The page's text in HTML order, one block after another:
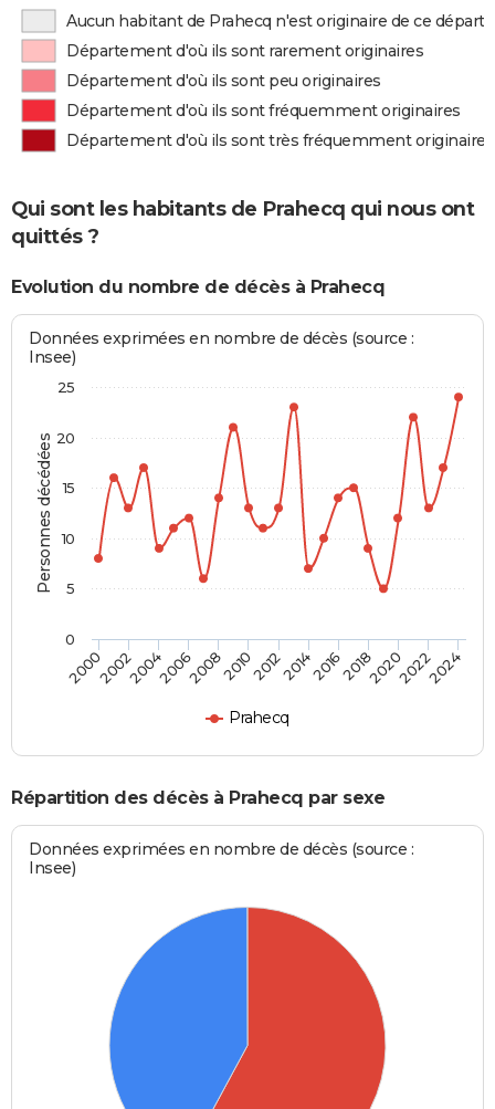
Aucun habitant de Prahecq n'est originaire de ce
Département d'où ils sont rarement originaires
Département d'où ils sont peu originaires
Département d'où ils sont fréquemment originaires
Département d'où ils sont très fréquemment originaires
Qui sont les habitants de Prahecq qui nous ont
quittés ?
Evolution du nombre de décès à Prahecq
Personnes décédées
Données exprimées en nombre de décès (source :
Insee)
Prahecq
2000200220042006200820102012201420162018202020222024
0
5
10
15
20
25
Répartition des décès à Prahecq par sexe
Données exprimées en nombre de décès (source :
Insee)